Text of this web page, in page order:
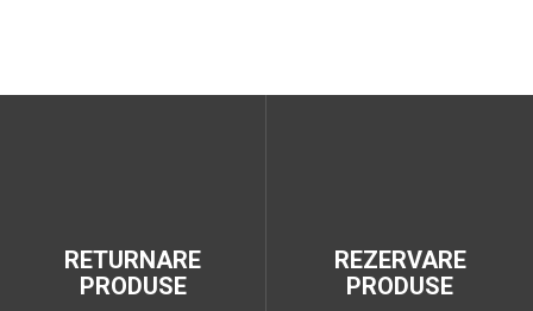
RETURNARE
PRODUSE
REZERVARE
PRODUSE